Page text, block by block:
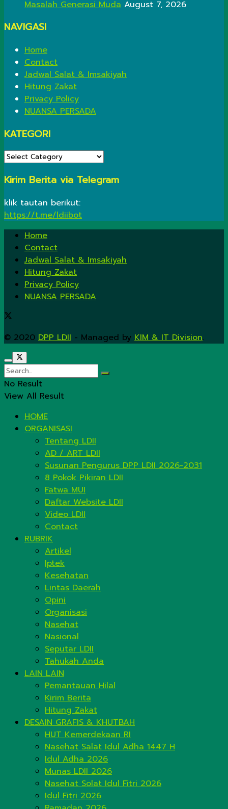
Masalah Generasi Muda August 7, 2026
NAVIGASI
Home
Contact
Jadwal Salat & Imsakiyah
Hitung Zakat
Privacy Policy
NUANSA PERSADA
KATEGORI
KATEGORI
Kirim Berita via Telegram
klik tautan berikut:
https://t.me/ldiibot
Home
Contact
Jadwal Salat & Imsakiyah
Hitung Zakat
Privacy Policy
NUANSA PERSADA
© 2020 DPP LDII - Managed by KIM & IT Division.
No Result
View All Result
HOME
ORGANISASI
Tentang LDII
AD / ART LDII
Susunan Pengurus DPP LDII 2026-2031
8 Pokok Pikiran LDII
Fatwa MUI
Daftar Website LDII
Video LDII
Contact
RUBRIK
Artikel
Iptek
Kesehatan
Lintas Daerah
Opini
Organisasi
Nasehat
Nasional
Seputar LDII
Tahukah Anda
LAIN LAIN
Pemantauan Hilal
Kirim Berita
Hitung Zakat
DESAIN GRAFIS & KHUTBAH
HUT Kemerdekaan RI
Nasehat Salat Idul Adha 1447 H
Idul Adha 2026
Munas LDII 2026
Nasehat Solat Idul Fitri 2026
Idul Fitri 2026